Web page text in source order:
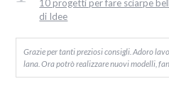
10 progetti per fare sciarpe
di Idee
Grazie per tanti preziosi consigli. Adoro
lana. Ora potrò realizzare nuovi modelli,